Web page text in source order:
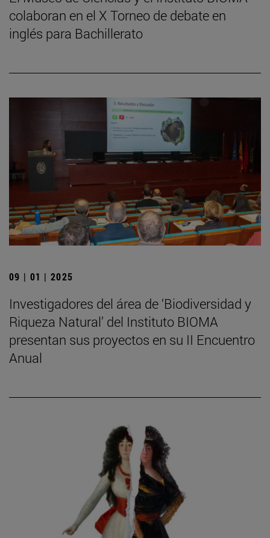
colaboran en el X Torneo de debate en
inglés para Bachillerato
09 | 01 | 2025
Investigadores del área de ‘Biodiversidad y
Riqueza Natural’ del Instituto BIOMA
presentan sus proyectos en su II Encuentro
Anual